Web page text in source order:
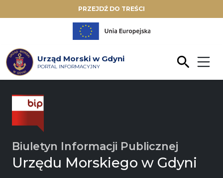
PRZEJDŹ DO TREŚCI
Urząd Morski w Gdyni
PORTAL INFORMACYJNY
Biuletyn Informacji Publicznej
Urzędu Morskiego w Gdyni